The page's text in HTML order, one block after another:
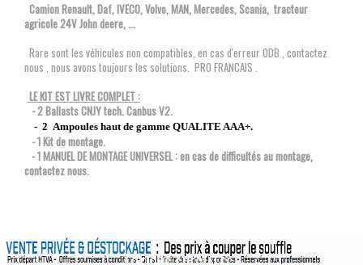
Camion Renault, Daf, IVECO, Volvo, MAN, Mercedes, Scania, tracteur
agricole 24V John deere, ...
Rare sont les véhicules non compatibles, en cas d'erreur ODB , contactez
nous , nous avons toujours les solutions. PRO FRANCAIS .
LE KIT EST LIVRE COMPLET :
- 2 Ballasts CNJY tech. Canbus V2.
- 2 Ampoules haut de gamme QUALITE AAA+.
- 1 Kit de montage.
- 1 MANUEL DE MONTAGE UNIVERSEL : en cas de difficultés au montage,
contactez nous.